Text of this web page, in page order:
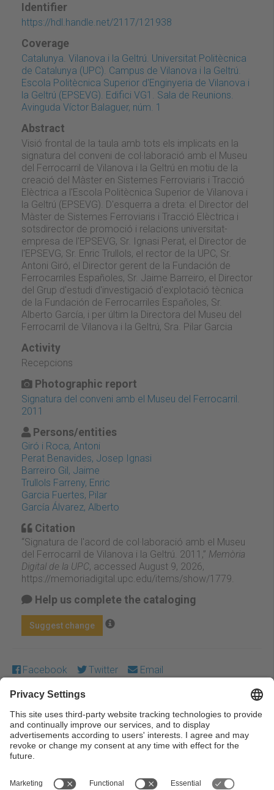
Identifier
https://hdl.handle.net/2117/121938
Coverage
Catalunya. Vilanova i la Geltrú. Universitat Politècnica
de Catalunya (UPC). Campus de Vilanova i la Geltrú.
Escola Politècnica Superior d'Enginyeria de Vilanova i
la Geltrú (EPSEVG). Edifici VG1. Sala de Reunions.
Avinguda Víctor Balaguer, núm. 1
Abstract
Visió frontal de la taula amb tots els implicats en la
signatura del conveni de col·laboració amb el Museu
del Ferrocarril de Vilanova i la Geltrú en motiu de la
creació del Màster en Sistemes Ferroviaris i Tracció
Elèctrica a l'Escola Politècnica Superior de Vilanova i
la Geltrú (EPSEVG). D'esquerra a dreta: el Director del
Màster de Sistemes Ferroviaris i Tracció Elèctrica i
sotsdirector de promoció i relacions universitat-
empresa de l'EPSEVG, Sr. Ignasi Perat, el Director de
l'EPSEVG, Sr. Enric Trullols, el rector de la UPC, Sr.
Antoni Giró, el Director gerent de la Fundación de
Ferrocarriles Españoles, Sr. Jaime Barreiro, el Director
del Grup d'estudi d'investigació d'explotació tècnica
de la Fundación de Ferrocarriles Españoles, Sr.
Alberto García, i per últim la Directora del Museu del
Ferrocarril de Vilanova i la Geltrú, Sra. Pilar Garcia
Activity
Recepcions
Photographic report
Signatura del conveni amb el Museu del Ferrocarril.
2011
Persons/entities
Giró i Roca, Antoni
Perat Benavides, Josep Ignasi
Barreiro Gil, Jaime
Trullols Farreny, Enric
Garcia Fuertes, Pilar
García Álvarez, Alberto
Citation
“Signatura de l'acord de col·laboració amb el Museu
del Ferrocarril de Vilanova i la Geltrú. 2011,” Memòria
Digital de la UPC, accessed August 9, 2026,
https://memoriadigital.upc.edu/items/show/1779
Help us complete the cataloging
Suggest change
Facebook Twitter Email
Except where otherwise noted, content on this work is
licensed under a Creative Commons license:Attribution-
NonCommercial-NoDerivs 3.0 Spain